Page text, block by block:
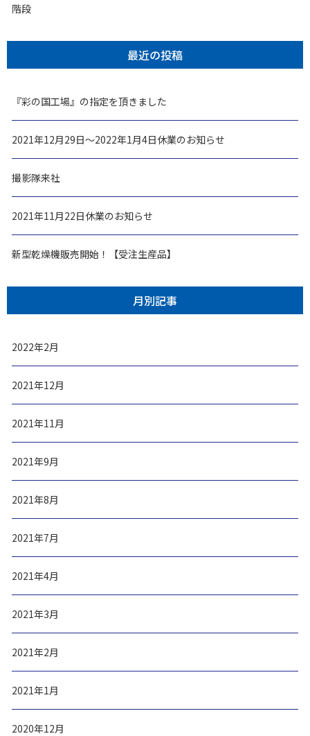
階段
最近の投稿
『彩の国工場』の指定を頂きました
2021年12月29日～2022年1月4日休業のお知らせ
撮影隊来社
2021年11月22日休業のお知らせ
新型乾燥機販売開始！【受注生産品】
月別記事
2022年2月
2021年12月
2021年11月
2021年9月
2021年8月
2021年7月
2021年4月
2021年3月
2021年2月
2021年1月
2020年12月